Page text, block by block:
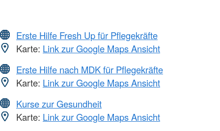
Erste Hilfe Fresh Up für Pflegekräfte
Karte: Link zur Google Maps Ansicht
Erste Hilfe nach MDK für Pflegekräfte
Karte: Link zur Google Maps Ansicht
Kurse zur Gesundheit
Karte: Link zur Google Maps Ansicht